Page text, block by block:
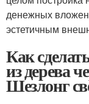
денежных
эстетичным
Как
из дерева
Шезлонг